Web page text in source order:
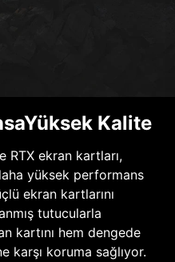
Kalite
RTX ekran kartları,
yüksek performans
ekran kartlarını
tutucularla
kartını hem dengede
karşı koruma sağlıyor.